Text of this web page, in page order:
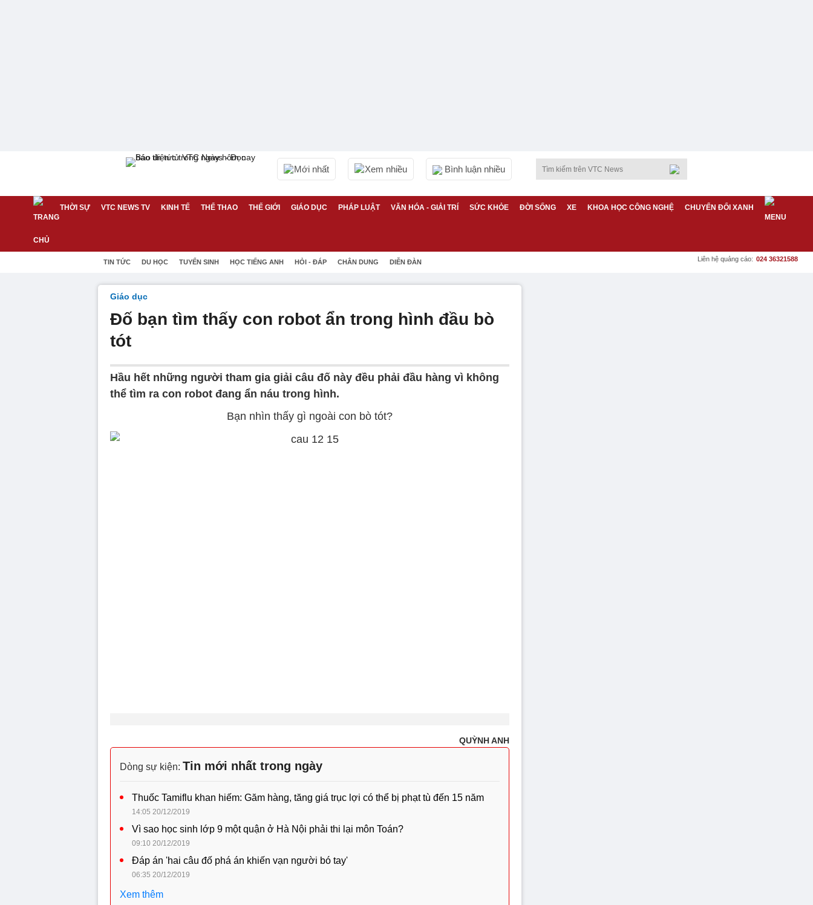
Mới nhất Xem nhiều Bình luận nhiều
THỜI SỰ VTC NEWS TV KINH TẾ THỂ THAO THẾ GIỚI GIÁO DỤC PHÁP LUẬT VĂN HÓA - GIẢI TRÍ SỨC KHỎE ĐỜI SỐNG XE KHOA HỌC CÔNG NGHỆ CHUYỂN ĐỔI XANH
TIN TỨC DU HỌC TUYỂN SINH HỌC TIẾNG ANH HỎI - ĐÁP CHÂN DUNG DIỄN ĐÀN Liên hệ quảng cáo: 024 36321588
Giáo dục
Đố bạn tìm thấy con robot ẩn trong hình đầu bò
tót
Hầu hết những người tham gia giải câu đố này đều phải đầu hàng vì không
thể tìm ra con robot đang ẩn náu trong hình.
Bạn nhìn thấy gì ngoài con bò tót?
QUỲNH ANH
Dòng sự kiện: Tin mới nhất trong ngày
Thuốc Tamiflu khan hiếm: Găm hàng, tăng giá trục lợi có thể bị phạt tù đến 15 năm
14:05 20/12/2019
Vì sao học sinh lớp 9 một quận ở Hà Nội phải thi lại môn Toán?
09:10 20/12/2019
Đáp án 'hai câu đố phá án khiến vạn người bó tay'
06:35 20/12/2019
Xem thêm